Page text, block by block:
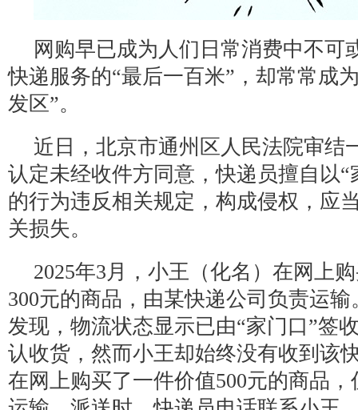
网购早已成为人们日常消费中不可
快递服务的“最后一百米”，却常常成
发区”。
近日，北京市通州区人民法院审结
认定未经收件方同意，快递员擅自以“
的行为违反相关规定，构成侵权，应
关损失。
2025年3月，小王（化名）在网上
300元的商品，由某快递公司负责运
发现，物流状态显示已由“家门口”签
认收货，然而小王却始终没有收到该
在网上购买了一件价值500元的商品